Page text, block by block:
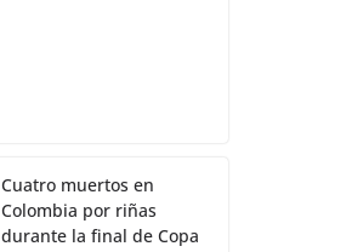
Cuatro muertos en
Colombia por riñas
durante la final de Copa